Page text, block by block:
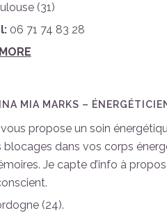
(31)
06 71 74 83 28
MORE
MIA MARKS –
propose un soin
blocages dans vos corps
Je capte d’info à
(24).